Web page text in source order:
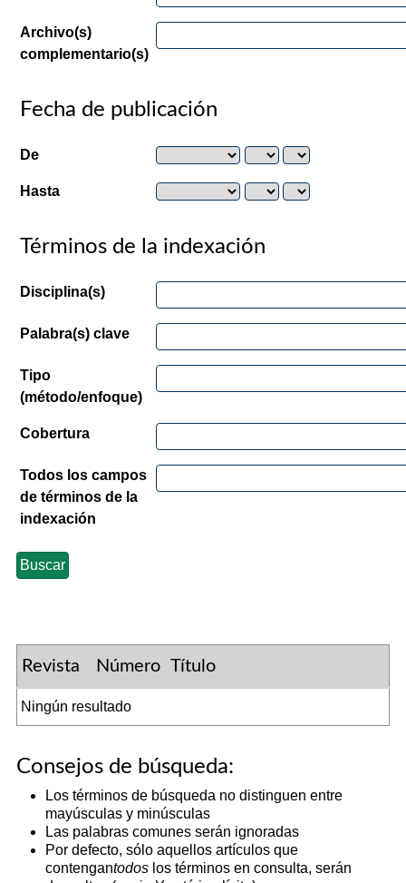
Archivo(s)
complementario(s)
Fecha de publicación
De
Hasta
Términos de la indexación
Disciplina(s)
Palabra(s) clave
Tipo
(método/enfoque)
Cobertura
Todos los campos
de términos de la
indexación
Revista Número Título
Ningún resultado
Consejos de búsqueda:
Los términos de búsqueda no distinguen entre
mayúsculas y minúsculas
Las palabras comunes serán ignoradas
Por defecto, sólo aquellos artículos que
contengantodoslos términos en consulta, serán